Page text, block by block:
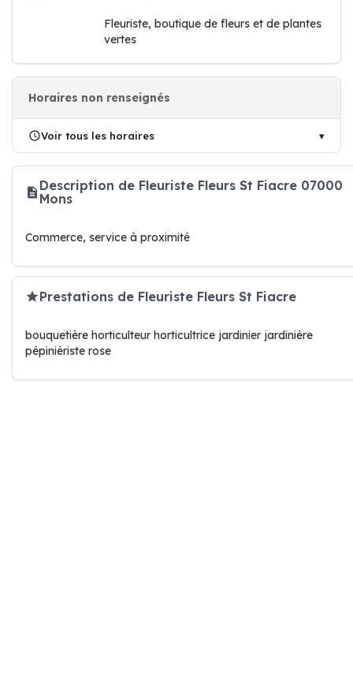
Fleuriste, boutique de fleurs et de plantes
vertes
Horaires non renseignés
Voir tous les horaires
Description de Fleuriste Fleurs St Fiacre 07000
Mons
Commerce, service à proximité
Prestations de Fleuriste Fleurs St Fiacre
bouquetière horticulteur horticultrice jardinier jardinière
pépiniériste rose